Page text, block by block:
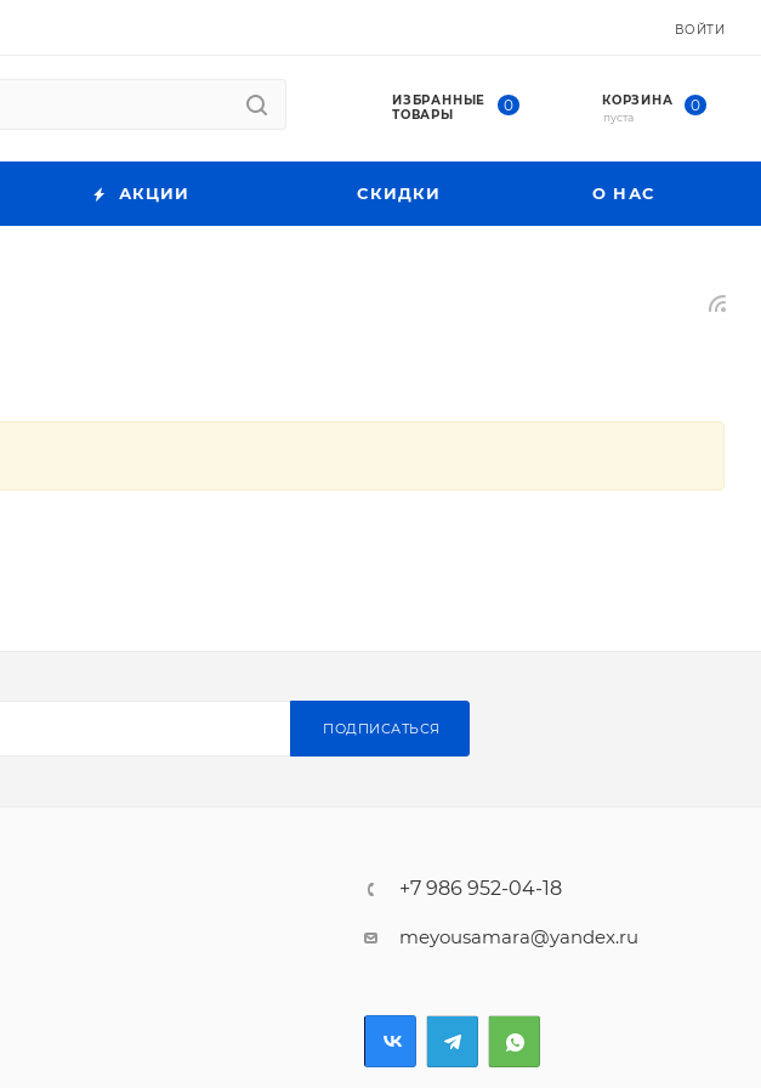
ВОЙТИ
ИЗБРАННЫЕ
ТОВАРЫ
0 КОРЗИНА 0
пуста
АКЦИИ СКИДКИ О НАС
ПОДПИСАТЬСЯ
+7 986 952-04-18
meyousamara@yandex.ru